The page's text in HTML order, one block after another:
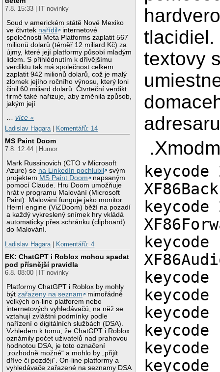
7.8. 15:33 | IT novinky
Soud v americkém státě Nové Mexiko
ve čtvrtek nařídil
internetové
společnosti Meta Platforms zaplatit 567
milionů dolarů (téměř 12 miliard Kč) za
újmy, které její platformy působí mladým
lidem. S přihlédnutím k dřívějšímu
verdiktu tak má společnost celkem
zaplatit 942 milionů dolarů, což je malý
zlomek jejího ročního výnosu, který loni
činil 60 miliard dolarů. Čtvrteční verdikt
firmě také nařizuje, aby změnila způsob,
jakým její
…více »
Ladislav Hagara
Komentářů: 14
MS Paint Doom
7.8. 12:44 | Humor
Mark Russinovich (CTO v Microsoft
Azure) se na LinkedIn pochlubil
svým
projektem MS Paint Doom
napsaným
pomocí Claude. Hru Doom umožňuje
hrát v programu Malování (Microsoft
Paint). Malování funguje jako monitor.
Herní engine (ViZDoom) běží na pozadí
a každý vykreslený snímek hry vkládá
automaticky přes schránku (clipboard)
do Malování.
Ladislav Hagara | Komentářů: 4
EK: ChatGPT i Roblox mohou spadat
pod přísnější pravidla
6.8. 08:00 | IT novinky
Platformy ChatGPT i Roblox by mohly
býtzařazeny na seznam
mimořádně
velkých on-line platforem nebo
internetových vyhledávačů, na něž se
vztahují zvláštní podmínky podle
nařízení o digitálních službách (DSA).
Vzhledem k tomu, že ChatGPT i Roblox
oznámily počet uživatelů nad prahovou
hodnotou DSA, je toto označení
„rozhodně možné“ a mohlo by „přijít
dříve či později“. On-line platformy a
vyhledávače zařazené na seznamy DSA
textovy
keycode
XF86Back
keycode
keycode
keycode
keycode
keycode
keycode
keycode
keycode